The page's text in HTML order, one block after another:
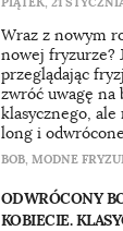
Wraz z nowym
nowej fryzurze?
przeglądając
zwróć uwagę na
klasycznego,
long i
BOB, MODNE
ODWRÓCONY
KOBIECIE.